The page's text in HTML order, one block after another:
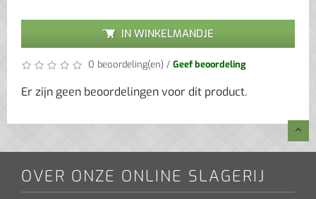
IN WINKELMANDJE
0 beoordeling(en) / Geef beoordeling
Er zijn geen beoordelingen voor dit product.
OVER ONZE ONLINE SLAGERIJ